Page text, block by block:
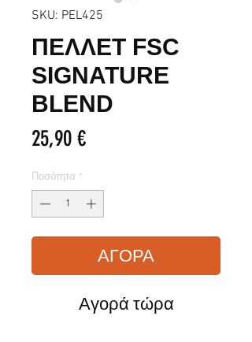
SKU: PEL425
ΠΕΛΛΕΤ FSC
SIGNATURE
BLEND
25,90 €Τιμή
Ποσότητα *
ΑΓΟΡΑ
Αγορά τώρα